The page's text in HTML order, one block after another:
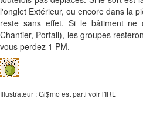
l'onglet Extérieur, ou encore dans la
reste sans effet. Si le bâtiment ne
Chantier, Portail), les groupes
vous perdez 1 PM.
Illustrateur : Gi$mo est parti voir l'IRL